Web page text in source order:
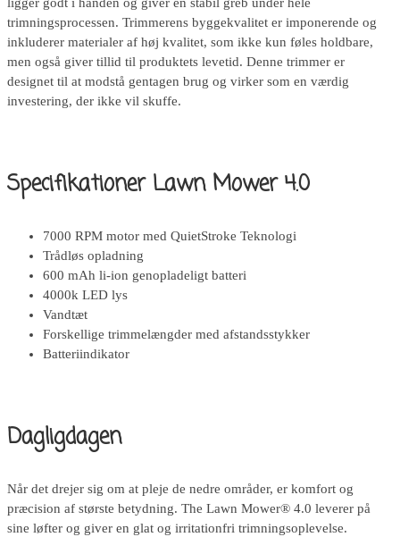
trimningsprocessen. Trimmerens byggekvalitet er imponerende og
inkluderer materialer af høj kvalitet, som ikke kun føles holdbare,
men også giver tillid til produktets levetid. Denne trimmer er
designet til at modstå gentagen brug og virker som en værdig
investering, der ikke vil skuffe.
Specifikationer Lawn Mower 4.0
7000 RPM motor med QuietStroke Teknologi
Trådløs opladning
600 mAh li-ion genopladeligt batteri
4000k LED lys
Vandtæt
Forskellige trimmelængder med afstandsstykker
Batteriindikator
Dagligdagen
Når det drejer sig om at pleje de nedre områder, er komfort og
præcision af største betydning. The Lawn Mower® 4.0 leverer på
sine løfter og giver en glat og irritationfri trimningsoplevelse.